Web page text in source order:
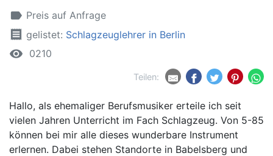
label Preis auf Anfrage
receipt gelistet: Schlagzeuglehrer in Berlin
remove_red_eye 0210
Teilen:
Hallo, als ehemaliger Berufsmusiker erteile ich seit
vielen Jahren Unterricht im Fach Schlagzeug. Von 5-85
können bei mir alle dieses wunderbare Instrument
erlernen. Dabei stehen Standorte in Babelsberg und